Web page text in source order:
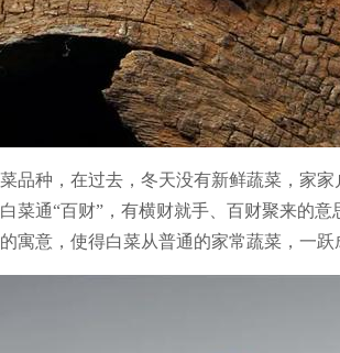
品种，在过去，冬天没有新鲜蔬菜，家
菜通“百财”，有横财就手、百财聚来的
寓意，使得白菜从普通的家常蔬菜，一跃